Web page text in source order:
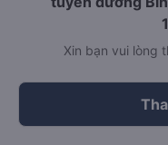
Xin bạn vui lòng